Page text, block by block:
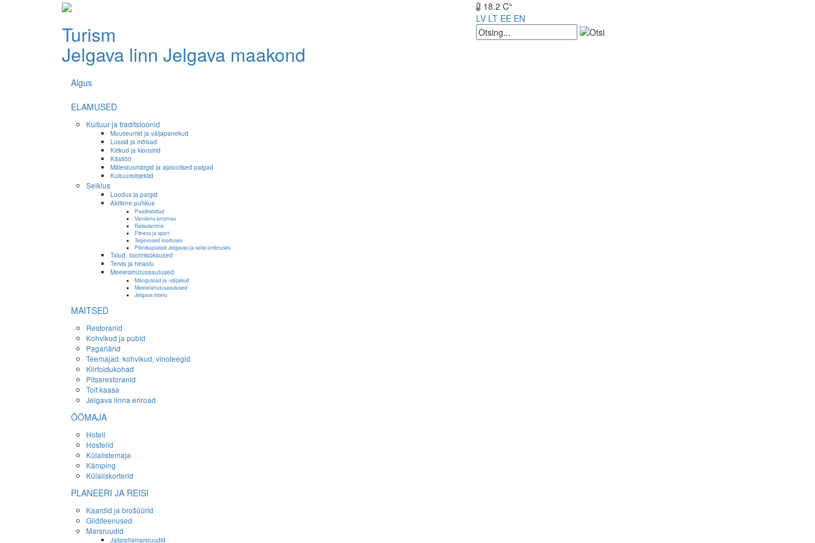
Turism
Jelgava linn Jelgava maakond
18.2 C°
LV LT EE EN
Algus
ELAMUSED
Kultuur ja traditsioonid
Muuseumid ja väljapanekud
Lossid ja mõisad
Kirikud ja kloostrid
Käsitöö
Mälestusmärgid ja ajaloolised paigad
Kultuuriobjektid
Seiklus
Loodus ja pargid
Aktiivne puhkus
Paadisõidud
Vandens turizmas
Ratsutamine
Fitness ja sport
Tegevused looduses
Piknikuplatsid Jelgavas ja selle ümbruses
Talud, tootmisüksused
Tervis ja heaolu
Meelelahutusasutused
Mängutoad ja -väljakud
Meelelahutusasutused
Jelgava ööelu
MAITSED
Restoranid
Kohvikud ja pubid
Pagariärid
Teemajad, kohvikud, vinoteegid
Kiirtoidukohad
Pitsarestoranid
Toit kaasa
Jelgava linna eriroad
ÖÖMAJA
Hotell
Hostelid
Külalistemaja
Kämping
Külaliskorterid
PLANEERI JA REISI
Kaardid ja brošüürid
Giiditeenused
Marsruudid
Jalgrattamarsruudid